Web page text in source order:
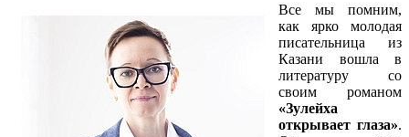
Все мы помним,
как ярко молодая
писательница из
Казани вошла в
литературу со
своим романом
«Зулейха
открывает глаза».